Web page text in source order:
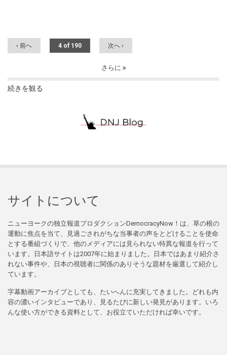
‹ 前へ 4 of 190 次へ ›
さらに
続きを観る
サイトについて
ニューヨークの独立報道プロダクションDemocracyNow！は、草の根の
運動に焦点を当て、見過ごされがちな当事者の声をとどけることを使命
とする番組づくりで、他のメディアには見られない特異な報道を行って
います。日本語サイトは2007年に始まりました。日本ではあまり紹介さ
れない事件や、日本の視聴者に関係のありそうな題材を厳選して紹介し
ています。
字幕動画アーカイブとしても、たいへんに充実してきました。どれも内
容の濃いインタビューであり、見るたびに新しい発見があります。いろ
んな使い方ができる資料として、お役立ていただければ幸いです。